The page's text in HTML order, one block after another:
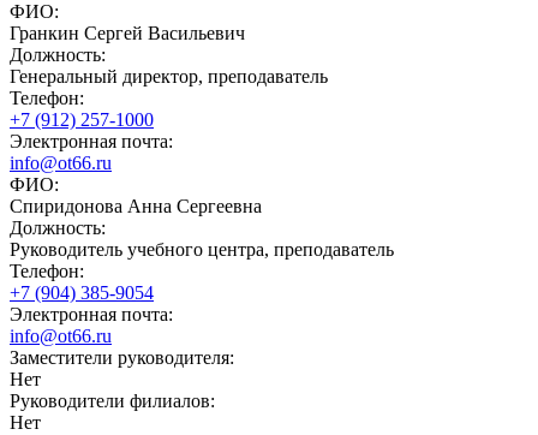
ФИО:
Гранкин Сергей Васильевич
Должность:
Генеральный директор, преподаватель
Телефон:
+7 (912) 257-1000
Электронная почта:
info@ot66.ru
ФИО:
Спиридонова Анна Сергеевна
Должность:
Руководитель учебного центра, преподаватель
Телефон:
+7 (904) 385-9054
Электронная почта:
info@ot66.ru
Заместители руководителя:
Нет
Руководители филиалов:
Нет